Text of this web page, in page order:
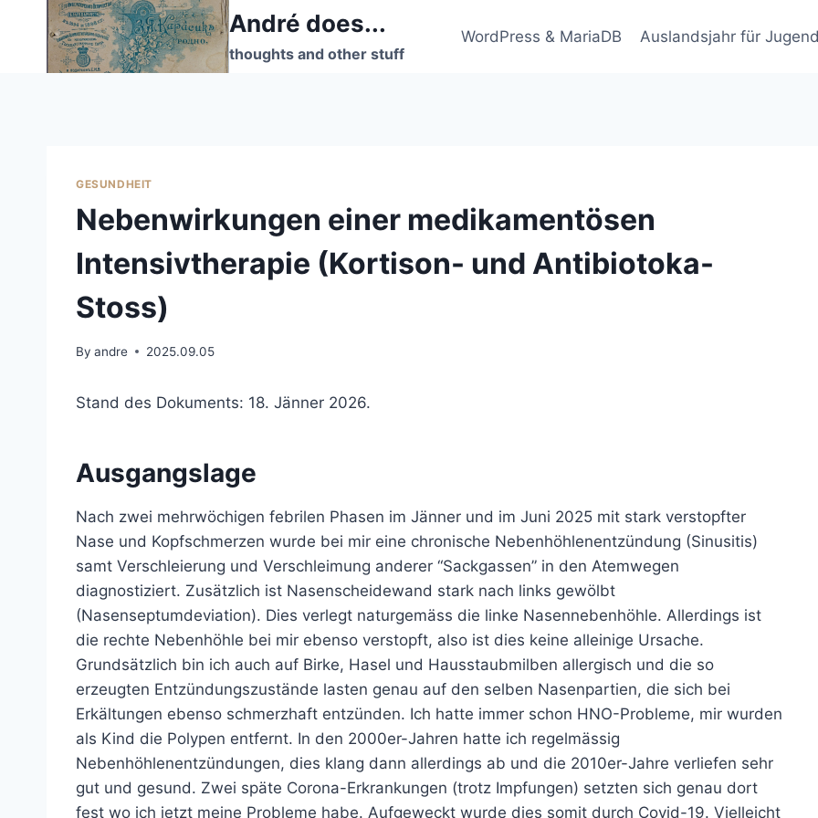
André does...
thoughts and other stuff
WordPress & MariaDB Auslandsjahr für
GESUNDHEIT
Nebenwirkungen einer medikamentösen
Intensivtherapie (Kortison- und Antibiotoka-
Stoss)
By andre 2025.09.05
Stand des Dokuments: 18. Jänner 2026.
Ausgangslage
Nach zwei mehrwöchigen febrilen Phasen im Jänner und im Juni 2025 mit stark verstopfter
Nase und Kopfschmerzen wurde bei mir eine chronische Nebenhöhlenentzündung (Sinusitis)
samt Verschleierung und Verschleimung anderer “Sackgassen” in den Atemwegen
diagnostiziert. Zusätzlich ist Nasenscheidewand stark nach links gewölbt
(Nasenseptumdeviation). Dies verlegt naturgemäss die linke Nasennebenhöhle. Allerdings ist
die rechte Nebenhöhle bei mir ebenso verstopft, also ist dies keine alleinige Ursache.
Grundsätzlich bin ich auch auf Birke, Hasel und Hausstaubmilben allergisch und die so
erzeugten Entzündungszustände lasten genau auf den selben Nasenpartien, die sich bei
Erkältungen ebenso schmerzhaft entzünden. Ich hatte immer schon HNO-Probleme, mir wurden
als Kind die Polypen entfernt. In den 2000er-Jahren hatte ich regelmässig
Nebenhöhlenentzündungen, dies klang dann allerdings ab und die 2010er-Jahre verliefen sehr
gut und gesund. Zwei späte Corona-Erkrankungen (trotz Impfungen) setzten sich genau dort
fest wo ich jetzt meine Probleme habe. Aufgeweckt wurde dies somit durch Covid-19. Vielleicht